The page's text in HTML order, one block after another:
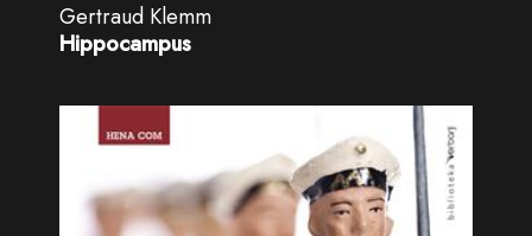
Gertraud Klemm
Hippocampus